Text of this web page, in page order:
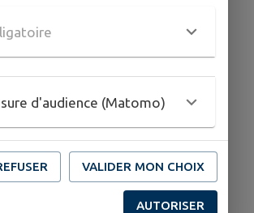
d'audience (Matomo)
VALIDER MON CHOIX
AUTORISER